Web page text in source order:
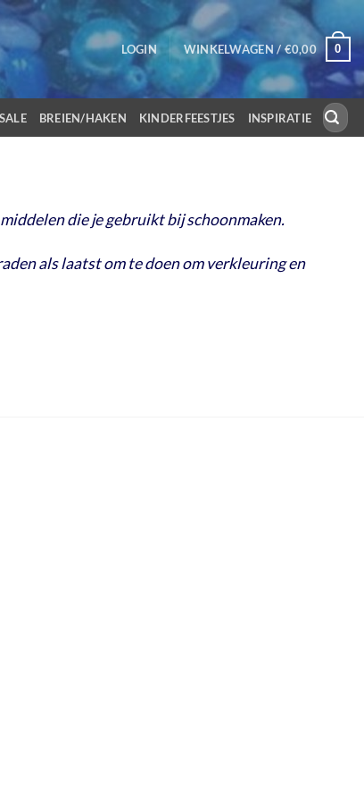
LOGIN WINKELWAGEN /€0,00 0
SALE BREIEN/HAKEN KINDERFEESTJES INSPIRATIE
Zoeken
naar:
die je gebruikt bij schoonmaken.
als laatst om te doen om verkleuring en